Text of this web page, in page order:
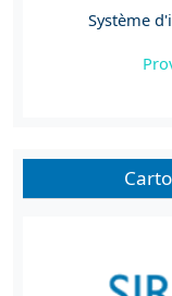
Système